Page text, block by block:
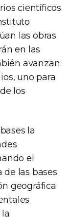
científicos
las obras
en las
avanzan
uno para
los
la
el
las bases
geográfica